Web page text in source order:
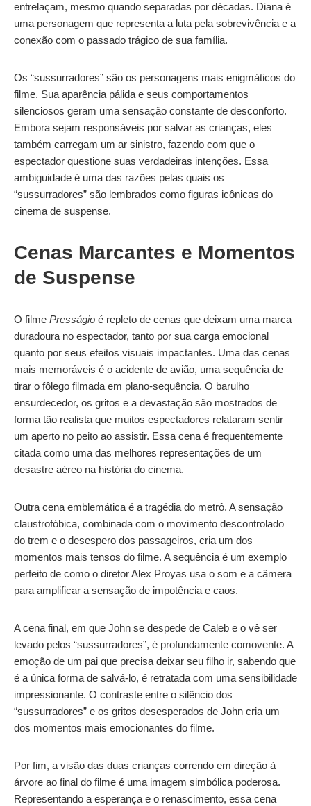
entrelaçam, mesmo quando separadas por décadas. Diana é
uma personagem que representa a luta pela sobrevivência e a
conexão com o passado trágico de sua família.
Os “sussurradores” são os personagens mais enigmáticos do
filme. Sua aparência pálida e seus comportamentos
silenciosos geram uma sensação constante de desconforto.
Embora sejam responsáveis por salvar as crianças, eles
também carregam um ar sinistro, fazendo com que o
espectador questione suas verdadeiras intenções. Essa
ambiguidade é uma das razões pelas quais os
“sussurradores” são lembrados como figuras icônicas do
cinema de suspense.
Cenas Marcantes e Momentos
de Suspense
O filme Presságio é repleto de cenas que deixam uma marca
duradoura no espectador, tanto por sua carga emocional
quanto por seus efeitos visuais impactantes. Uma das cenas
mais memoráveis é o acidente de avião, uma sequência de
tirar o fôlego filmada em plano-sequência. O barulho
ensurdecedor, os gritos e a devastação são mostrados de
forma tão realista que muitos espectadores relataram sentir
um aperto no peito ao assistir. Essa cena é frequentemente
citada como uma das melhores representações de um
desastre aéreo na história do cinema.
Outra cena emblemática é a tragédia do metrô. A sensação
claustrofóbica, combinada com o movimento descontrolado
do trem e o desespero dos passageiros, cria um dos
momentos mais tensos do filme. A sequência é um exemplo
perfeito de como o diretor Alex Proyas usa o som e a câmera
para amplificar a sensação de impotência e caos.
A cena final, em que John se despede de Caleb e o vê ser
levado pelos “sussurradores”, é profundamente comovente. A
emoção de um pai que precisa deixar seu filho ir, sabendo que
é a única forma de salvá-lo, é retratada com uma sensibilidade
impressionante. O contraste entre o silêncio dos
“sussurradores” e os gritos desesperados de John cria um
dos momentos mais emocionantes do filme.
Por fim, a visão das duas crianças correndo em direção à
árvore ao final do filme é uma imagem simbólica poderosa.
Representando a esperança e o renascimento, essa cena